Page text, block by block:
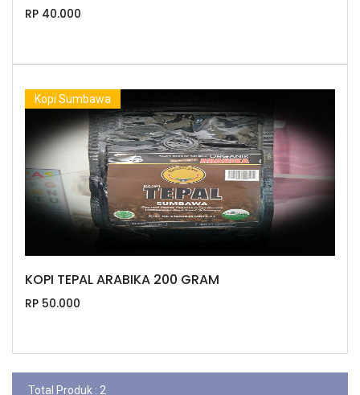
RP 40.000
Kopi Sumbawa
KOPI TEPAL ARABIKA 200 GRAM
RP 50.000
Total Produk : 2